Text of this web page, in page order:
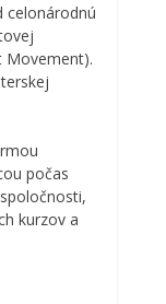
celonárodnú
Movement).
počas
kurzov a